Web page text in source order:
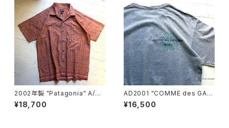
2002年製 "Patagonia" A/C
print shirt
¥18,700
AD2001 "COMME des GAR
ÇONS HOMME" S/S T-shirt
¥16,500